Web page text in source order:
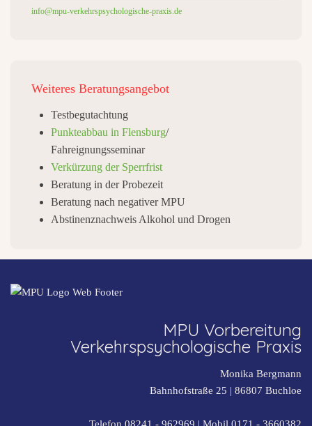
info@mpu-verkehrspsychologische-praxis.de
Weiteres Beratungsangebot
Testbegutachtung
Punkteabbau in Flensburg/
Fahreignungsseminar
Verkürzung der Sperrfrist
Beratung in der Probezeit
Beratung nach negativer MPU
Abstinenznachweis Alkohol und Drogen
MPU Vorbereitung
Verkehrspsychologische Praxis
Monika Bergmann
Bahnhofstraße 25 | 86807 Buchloe